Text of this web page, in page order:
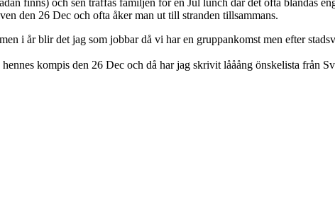
den 26 Dec och ofta åker man ut till stranden tillsammans.
i år blir det jag som jobbar då vi har en gruppankomst men efter
kompis den 26 Dec och då har jag skrivit lååång önskelista från